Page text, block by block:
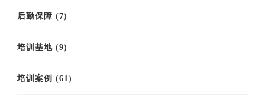
后勤保障 (7)
培训基地 (9)
培训案例 (61)